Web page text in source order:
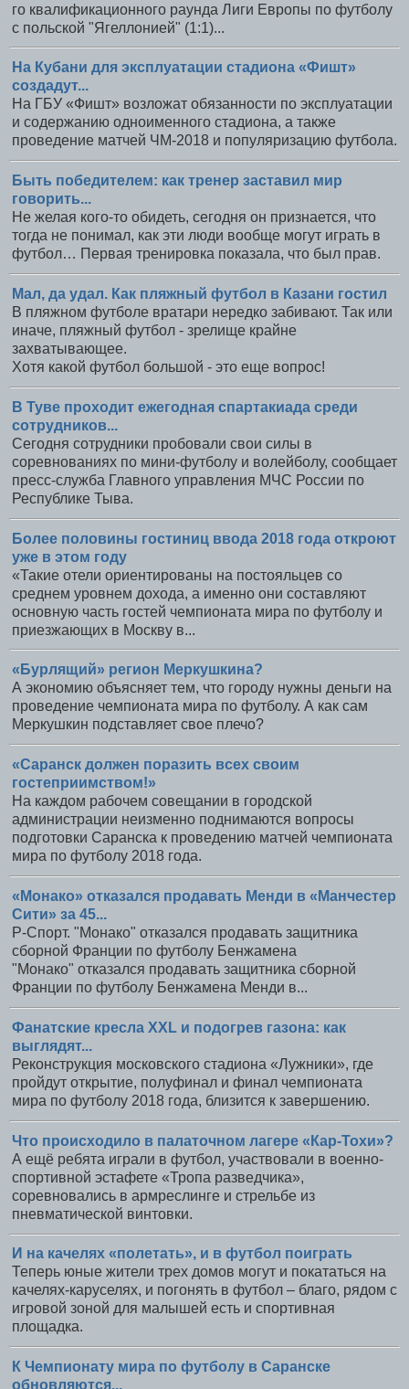
го квалификационного раунда Лиги Европы по футболу
с польской "Ягеллонией" (1:1)...
На Кубани для эксплуатации стадиона «Фишт»
создадут...
На ГБУ «Фишт» возложат обязанности по эксплуатации
и содержанию одноименного стадиона, а также
проведение матчей ЧМ-2018 и популяризацию футбола.
Быть победителем: как тренер заставил мир
говорить...
Не желая кого-то обидеть, сегодня он признается, что
тогда не понимал, как эти люди вообще могут играть в
футбол… Первая тренировка показала, что был прав.
Мал, да удал. Как пляжный футбол в Казани гостил
В пляжном футболе вратари нередко забивают. Так или
иначе, пляжный футбол - зрелище крайне
захватывающее.
Хотя какой футбол большой - это еще вопрос!
В Туве проходит ежегодная спартакиада среди
сотрудников...
Сегодня сотрудники пробовали свои силы в
соревнованиях по мини-футболу и волейболу, сообщает
пресс-служба Главного управления МЧС России по
Республике Тыва.
Более половины гостиниц ввода 2018 года откроют
уже в этом году
«Такие отели ориентированы на постояльцев со
среднем уровнем дохода, а именно они составляют
основную часть гостей чемпионата мира по футболу и
приезжающих в Москву в...
«Бурлящий» регион Меркушкина?
А экономию объясняет тем, что городу нужны деньги на
проведение чемпионата мира по футболу. А как сам
Меркушкин подставляет свое плечо?
«Саранск должен поразить всех своим
гостеприимством!»
На каждом рабочем совещании в городской
администрации неизменно поднимаются вопросы
подготовки Саранска к проведению матчей чемпионата
мира по футболу 2018 года.
«Монако» отказался продавать Менди в «Манчестер
Сити» за 45...
Р-Спорт. "Монако" отказался продавать защитника
сборной Франции по футболу Бенжамена
"Монако" отказался продавать защитника сборной
Франции по футболу Бенжамена Менди в...
Фанатские кресла XXL и подогрев газона: как
выглядят...
Реконструкция московского стадиона «Лужники», где
пройдут открытие, полуфинал и финал чемпионата
мира по футболу 2018 года, близится к завершению.
Что происходило в палаточном лагере «Кар-Тохи»?
А ещё ребята играли в футбол, участвовали в военно-
спортивной эстафете «Тропа разведчика»,
соревновались в армреслинге и стрельбе из
пневматической винтовки.
И на качелях «полетать», и в футбол поиграть
Теперь юные жители трех домов могут и покататься на
качелях-каруселях, и погонять в футбол – благо, рядом с
игровой зоной для малышей есть и спортивная
площадка.
К Чемпионату мира по футболу в Саранске
обновляются...